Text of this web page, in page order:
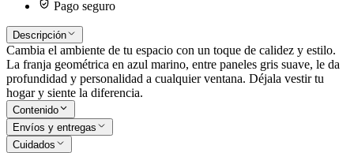
Pago seguro
Descripción
Cambia el ambiente de tu espacio con un toque de calidez y estilo.
La franja geométrica en azul marino, entre paneles gris suave, le da
profundidad y personalidad a cualquier ventana. Déjala vestir tu
hogar y siente la diferencia.
Contenido
Envíos y entregas
Cuidados